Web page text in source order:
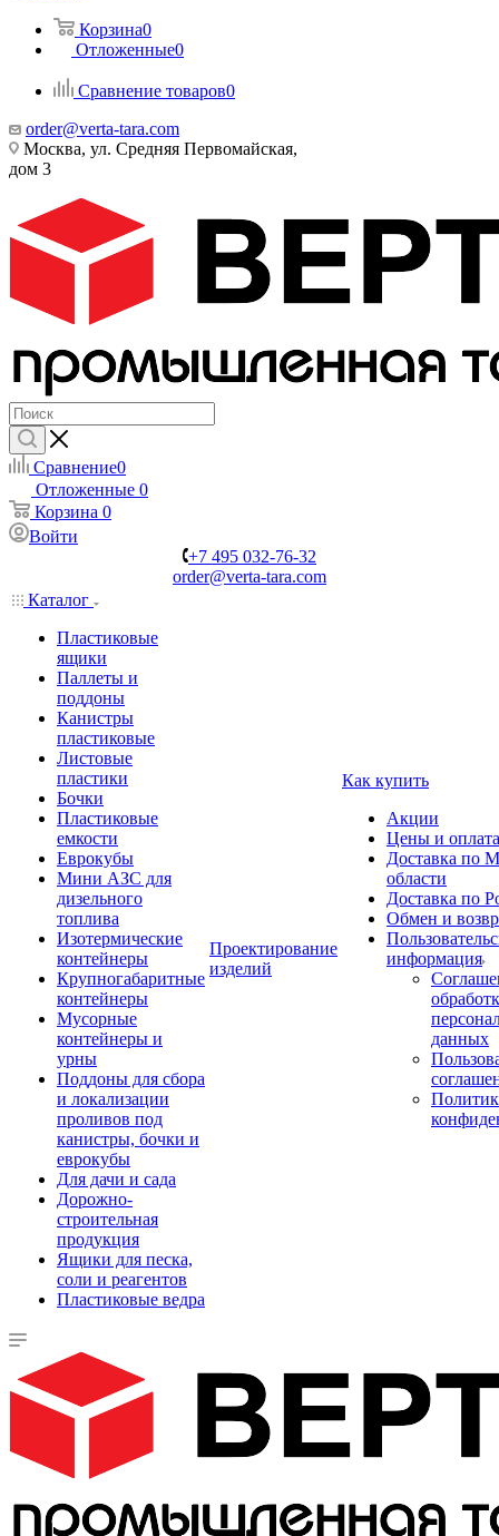
Корзина0
Отложенные0
Сравнение товаров0
order@verta-tara.com
Москва, ул. Средняя Первомайская,
дом 3
Сравнение0
Отложенные 0
Корзина 0
Войти
+7 495 032-76-32
order@verta-tara.com
Каталог
Пластиковые
ящики
Паллеты и
поддоны
Канистры
пластиковые
Листовые
пластики
Бочки
Пластиковые
емкости
Еврокубы
Мини АЗС для
дизельного
топлива
Изотермические
контейнеры
Крупногабаритные
контейнеры
Мусорные
контейнеры и
урны
Поддоны для сбора
и локализации
проливов под
канистры, бочки и
еврокубы
Для дачи и сада
Дорожно-
строительная
продукция
Ящики для песка,
соли и реагентов
Пластиковые ведра
Проектирование
изделий
Как купить
Акции
Цены и оплата
Доставка по
области
Доставка по
Обмен и
информация
данных